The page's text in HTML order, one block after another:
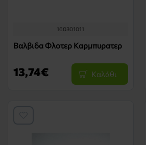
160301011
Βαλβιδα Φλοτερ Καρμπυρατερ
13,74€ Καλάθι